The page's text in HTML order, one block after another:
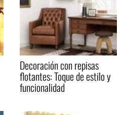
Decoración con repisas
flotantes: Toque de estilo y
funcionalidad